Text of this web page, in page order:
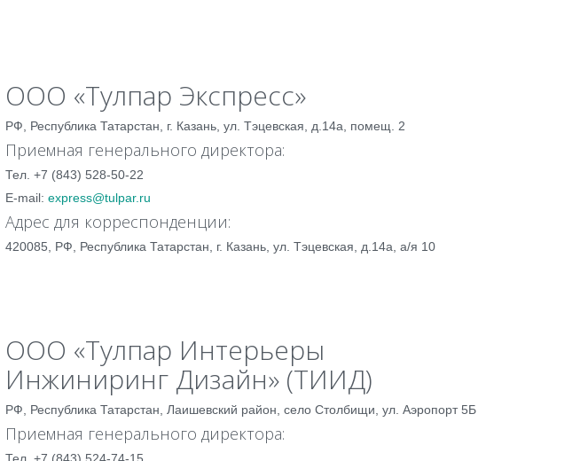
ООО «Тулпар Экспресс»
РФ, Республика Татарстан, г. Казань, ул. Тэцевская, д.14а, помещ. 2
Приемная генерального директора:
Тел. +7 (843) 528-50-22
E-mail: express@tulpar.ru
Адрес для корреспонденции:
420085, РФ, Республика Татарстан, г. Казань, ул. Тэцевская, д.14а, а/я 10
ООО «Тулпар Интерьеры
Инжиниринг Дизайн» (ТИИД)
РФ, Республика Татарстан, Лаишевский район, село Столбищи, ул. Аэропорт 5Б
Приемная генерального директора: